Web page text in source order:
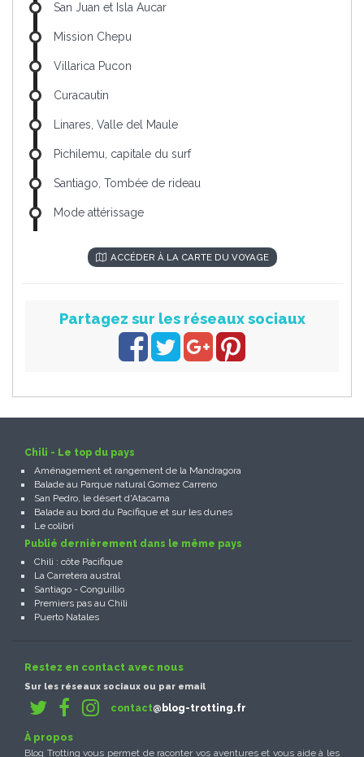
San Juan et Isla Aucar
Mission Chepu
Villarica Pucon
Curacautin
Linares, Valle del Maule
Pichilemu, capitale du surf
Santiago, Tombée de rideau
Mode attérissage
ACCÉDER À LA CARTE DU VOYAGE
Partagez sur les réseaux sociaux
Chili - Le top du pays
Aménagement et rangement de la Mandragora
Balade au Parque natural Gomez Carreno
San Pedro, le désert d'Atacama
Balade au bord du Pacifique et sur les dunes
Le colibri
Publié dernièrement dans le même pays
Chili : côte Pacifique
La Carretera austral
Santiago - Conguillio
Premiers pas au Chili
Puerto Natales
Restez en contact avec nous
Sur les réseaux sociaux ou par email
contact@blog-trotting.fr
À propos
Blog Trotting vous permet de raconter vos aventures et vous aide à les